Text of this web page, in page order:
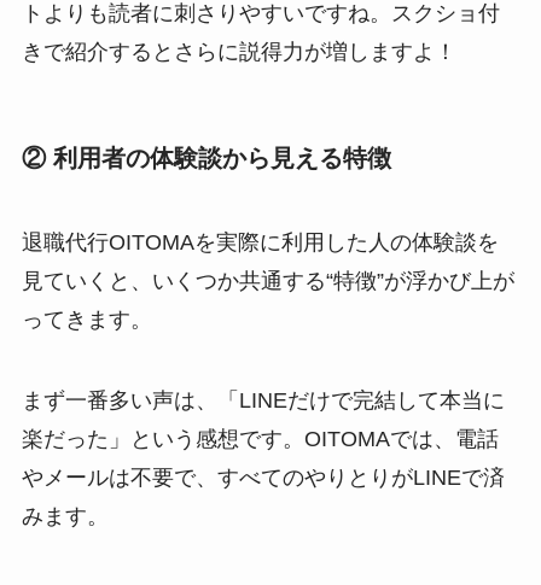
トよりも読者に刺さりやすいですね。スクショ付
きで紹介するとさらに説得力が増しますよ！
② 利用者の体験談から見える特徴
退職代行OITOMAを実際に利用した人の体験談を
見ていくと、いくつか共通する“特徴”が浮かび上が
ってきます。
まず一番多い声は、「LINEだけで完結して本当に
楽だった」という感想です。OITOMAでは、電話
やメールは不要で、すべてのやりとりがLINEで済
みます。